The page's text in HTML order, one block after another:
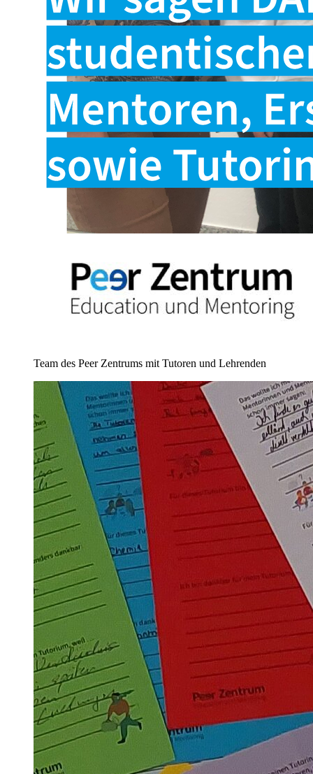
Team des Peer Zentrums mit Tutoren und Lehrenden